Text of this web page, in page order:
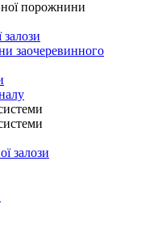
порожнини
заочеревинного
залози